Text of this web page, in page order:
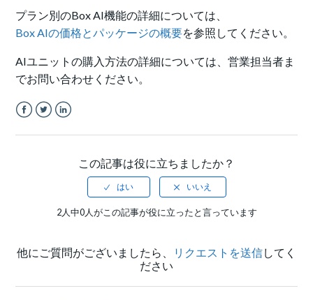
プラン別のBox AI機能の詳細については、
Box AIの価格とパッケージの概要を参照してください。
AIユニットの購入方法の詳細については、営業担当者ま
でお問い合わせください。
この記事は役に立ちましたか？
2人中0人がこの記事が役に立ったと言っています
他にご質問がございましたら、 リクエストを送信してく
ださい